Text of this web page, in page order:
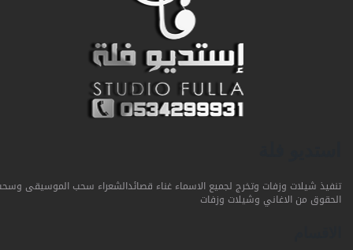
تنفيذ شيلات وزفات وتخرج لجميع الاسماء غناء قصائدالشعراء سحب الموسيقى وسحب
الحقوق من الاغاني وشيلات وزفات